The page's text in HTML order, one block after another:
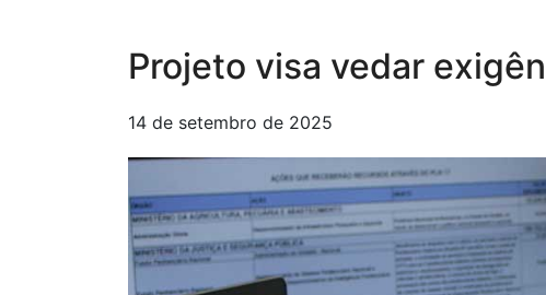
Projeto visa vedar
14 de setembro de 2025